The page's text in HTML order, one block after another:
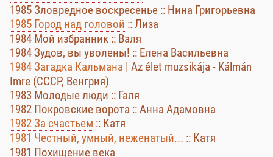
1985 Зловредное воскресенье :: Нина Григорьевна
1985 Город над головой :: Лиза
1984 Мой избранник :: Валя
1984 Зудов, вы уволены! :: Елена Васильевна
1984 Загадка Кальмана | Az élet muzsikája - Kálmán
Imre (СССР, Венгрия)
1983 Молодые люди :: Галя
1982 Покровские ворота :: Анна Адамовна
1982 За счастьем :: Катя
1981 Честный, умный, неженатый... :: Катя
1981 Похищение века